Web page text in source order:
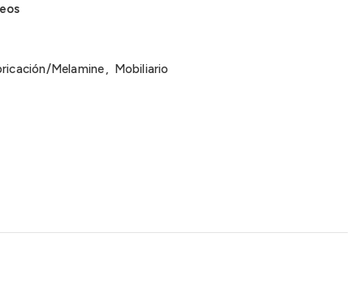
Melamine, Mobiliario